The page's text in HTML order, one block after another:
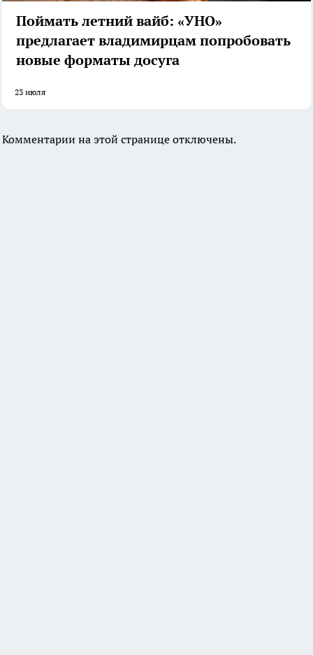
Поймать летний вайб: «УНО»
предлагает владимирцам попробовать
новые форматы досуга
23 июля
Комментарии на этой странице отключены.